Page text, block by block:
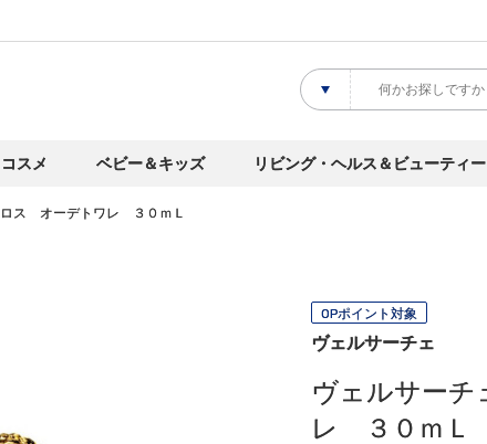
コスメ ベビー＆キッズ リビング・ヘルス＆ビューティー
ス オーデトワレ ３０ｍＬ
OPポイント対象
ヴェルサーチェ
ヴェルサー
レ ３０ｍＬ